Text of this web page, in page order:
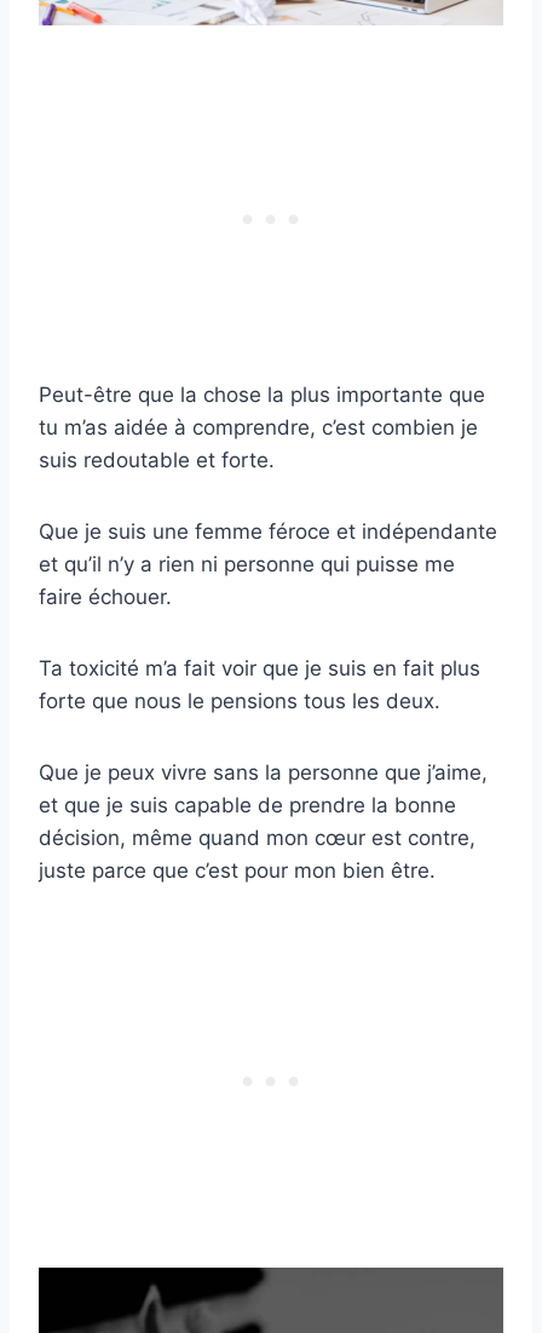
Peut-être que la chose la plus importante que
tu m’as aidée à comprendre, c’est combien je
suis redoutable et forte.
Que je suis une femme féroce et indépendante
et qu’il n’y a rien ni personne qui puisse me
faire échouer.
Ta toxicité m’a fait voir que je suis en fait plus
forte que nous le pensions tous les deux.
Que je peux vivre sans la personne que j’aime,
et que je suis capable de prendre la bonne
décision, même quand mon cœur est contre,
juste parce que c’est pour mon bien être.